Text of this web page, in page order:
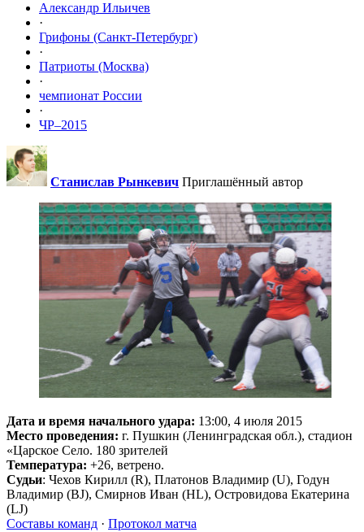
Александр Ильичев
·
Грифоны (Санкт-Петербург)
·
Патриоты (Москва)
·
чемпионат России
·
ЧР–2015
Станислав Рынкевич Приглашённый автор
Дата и время начального удара: 13:00, 4 июля 2015
Место проведения: г. Пушкин (Ленинградская обл.), стадион
«Царское Село. 180 зрителей
Температура: +26, ветрено.
Судьи: Чехов Кирилл (R), Платонов Владимир (U), Годун
Владимир (BJ), Смирнов Иван (HL), Островидова Екатерина
(LJ)
Составы команд · Протокол матча